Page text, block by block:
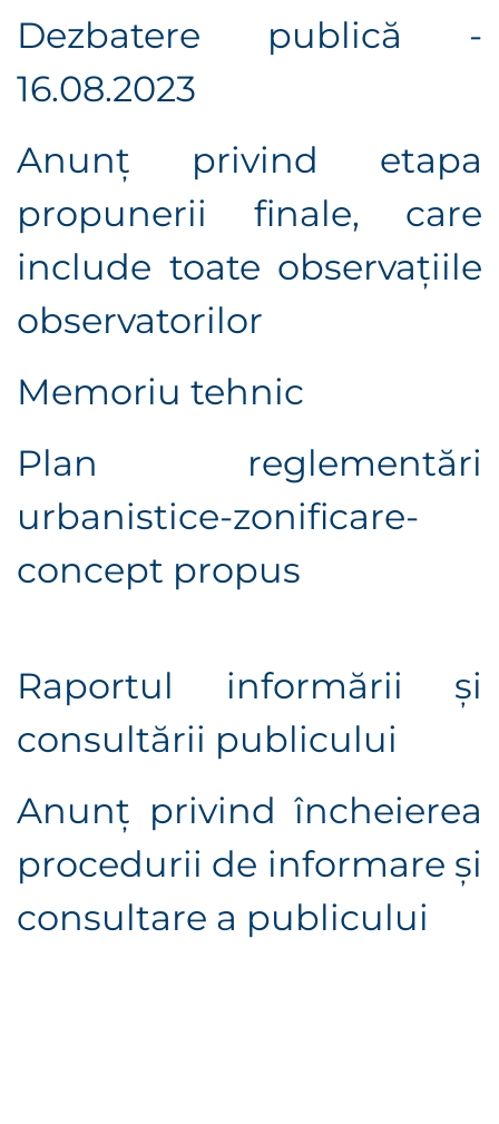
Dezbatere publică -
16.08.2023
Anunț privind etapa
propunerii finale, care
include toate observațiile
observatorilor
Memoriu tehnic
Plan reglementări
urbanistice-zonificare-
concept propus
Raportul informării şi
consultării publicului
Anunţ privind încheierea
procedurii de informare şi
consultare a publicului